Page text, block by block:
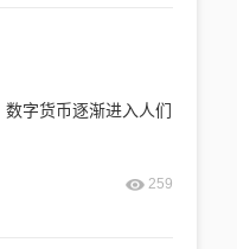
字货币逐渐进入人们
259